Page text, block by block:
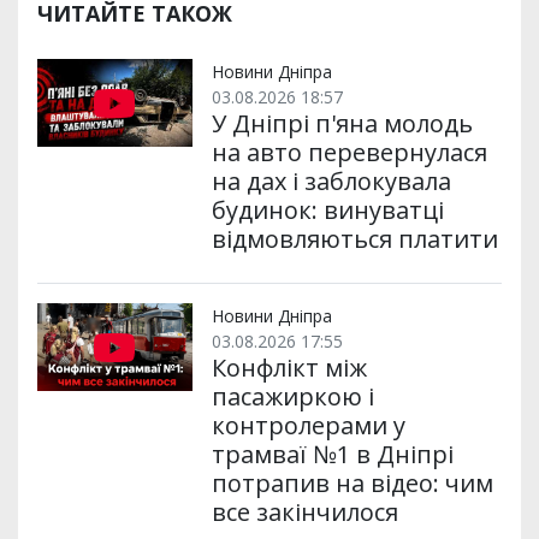
р
и
и
b
o
k
t
e
l
m p
ЧИТАЙТЕ ТАКОЖ
Новини Дніпра
03.08.2026 18:57
У Дніпрі п'яна молодь
на авто перевернулася
на дах і заблокувала
будинок: винуватці
відмовляються платити
Новини Дніпра
03.08.2026 17:55
Конфлікт між
пасажиркою і
контролерами у
трамваї №1 в Дніпрі
потрапив на відео: чим
все закінчилося